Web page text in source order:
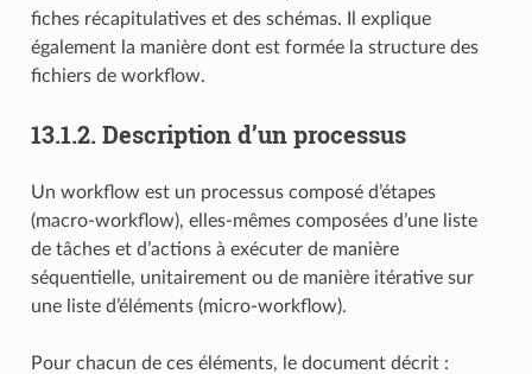
fiches récapitulatives et des schémas. Il explique
également la manière dont est formée la structure des
fichiers de workflow.
13.1.2. Description d’un processus
Un workflow est un processus composé d’étapes
(macro-workflow), elles-mêmes composées d’une liste
de tâches et d’actions à exécuter de manière
séquentielle, unitairement ou de manière itérative sur
une liste d’éléments (micro-workflow).
Pour chacun de ces éléments, le document décrit :